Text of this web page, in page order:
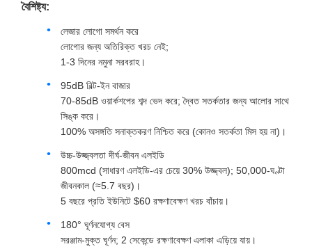
বৈশিষ্ট্য:
লেজার লোগো সমর্থন করে
লোগোর জন্য অতিরিক্ত খরচ নেই;
1-3 দিনের নমুনা সরবরাহ।
95dB বিল্ট-ইন বাজার
70-85dB ওয়ার্কশপের শব্দ ভেদ করে; দ্বৈত সতর্কতার জন্য আলোর সাথে
সিঙ্ক করে।
100% অসঙ্গতি সনাক্তকরণ নিশ্চিত করে (কোনও সতর্কতা মিস হয় না)।
উচ্চ-উজ্জ্বলতা দীর্ঘ-জীবন এলইডি
800mcd (সাধারণ এলইডি-এর চেয়ে 30% উজ্জ্বল); 50,000-ঘণ্টা
জীবনকাল (≈5.7 বছর)।
5 বছরে প্রতি ইউনিটে $60 রক্ষণাবেক্ষণ খরচ বাঁচায়।
180° ঘূর্ণনযোগ্য বেস
সরঞ্জাম-মুক্ত ঘূর্ণন; 2 সেকেন্ডে রক্ষণাবেক্ষণ এলাকা এড়িয়ে যায়।